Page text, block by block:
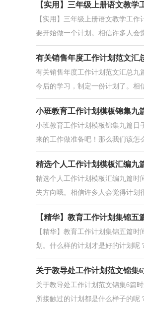
【实用】三年级上册语文教学
【实用】三年级上册语文教学工
要开始做一个计划。相信许多人会
有关销售年度工作计划范文汇
有关销售年度工作计划范文汇总九
今后的学习，制定一份计划了。相
小班教育工作计划模板锦集九
小班教育工作计划模板锦集九篇日
来的工作做准备吧！那么我们该怎
精选个人工作计划模板汇编九
精选个人工作计划模板汇编九篇时
失方向哦。相信许多人会觉得计划
【精华】教育工作计划集锦五
【精华】教育工作计划集锦五篇
划。什么样的计划才是好的计划呢
关于教导处工作计划范文锦集
关于教导处工作计划范文锦集6篇
所接触过的计划都是什么样子的呢